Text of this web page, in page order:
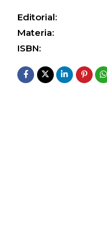
Editorial:
Materia:
ISBN: